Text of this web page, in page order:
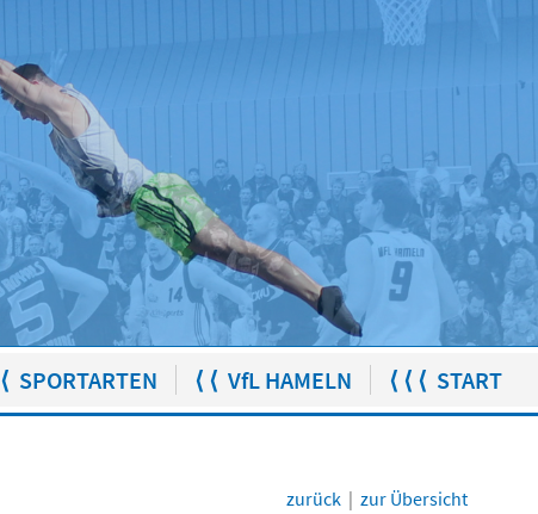
⟨ SPORTARTEN ⟨ ⟨ VfL HAMELN ⟨ ⟨ ⟨ START
zurück |zur Übersicht